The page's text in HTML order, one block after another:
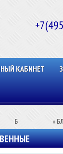
КАБИНЕТ
»